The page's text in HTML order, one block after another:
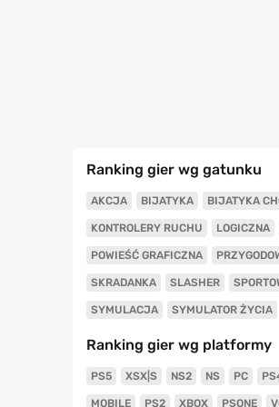
Ranking gier wg gatunku
AKCJA BIJATYKA BIJATYKA
KONTROLERY RUCHU LOGICZNA
POWIEŚĆ GRAFICZNA
SKRADANKA SLASHER
SYMULACJA SYMULATOR ŻYCIA
Ranking gier wg platformy
PS5 XSX|S NS2 NS PC
MOBILE PS2 XBOX PSONE